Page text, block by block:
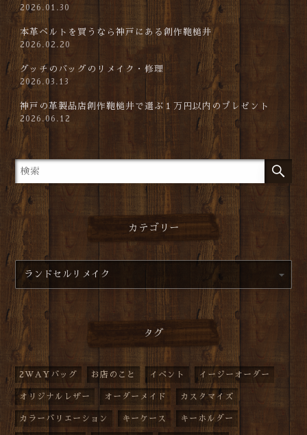
2026.01.30
本革ベルトを買うなら神戸にある創作鞄槌井
2026.02.20
グッチのバッグのリメイク・修理
2026.03.13
神戸の革製品店創作鞄槌井で選ぶ１万円以内のプレゼント
2026.06.12
カテゴリー
タグ
2WAYバッグ お店のこと イベント イージーオーダー
オリジナルレザー オーダーメイド カスタマイズ
カラーバリエーション キーケース キーホルダー